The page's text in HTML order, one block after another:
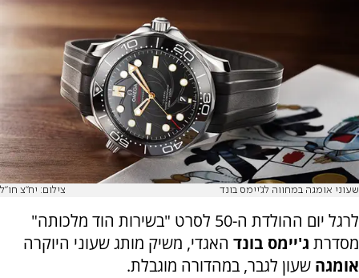
שעוני אומגה במחווה לג'יימס בונד צילום: יח"צ חו"ל
לרגל יום ההולדת ה-50 לסרט "בשירות הוד מלכותה"
מסדרת ג'יימס בונד האגדי, משיק מותג שעוני היוקרה
אומגה שעון לגבר, במהדורה מוגבלת.